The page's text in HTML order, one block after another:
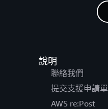
說明
聯絡我們
提交支援申請單
AWS re:Post